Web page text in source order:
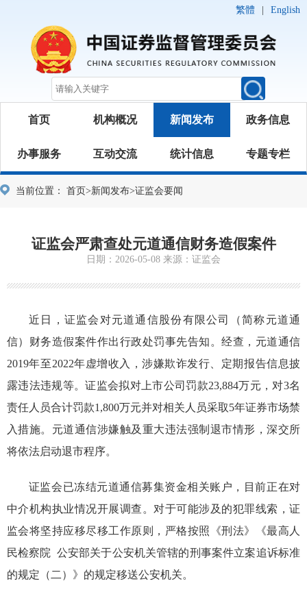
繁體 English
首页 机构概况 新闻发布 政务信息
办事服务 互动交流 统计信息 专题专栏
当前位置： 首页>新闻发布>证监会要闻
证监会严肃查处元道通信财务造假案件
日期：2026-05-08 来源：证监会
近日，证监会对元道通信股份有限公司 （简称元道通
信） 财务造假案件作出行政处罚事先告知。经查 ， 元道通信
2019年至2022年虚增收入 ，涉嫌欺诈发行、 定期报告信息披
露违法违规等。证监会拟对上市公司罚款23,884万元 ，对3名
责任人员合计罚款1,800万元并对相关人员采取5年证券市场禁
入措施。 元道通信涉嫌触及重大违法强制退市情形，深交所
将依法启动退市程序。
证监会已冻结元道通信募集资金相关账户，目前正在对
中介机构执业情况开展调查。对于可能涉及的犯罪线索，证
监会将坚持应移尽移工作原则，严格按照《刑法》《最高人
民检察院 公安部关于公安机关管辖的刑事案件立案追诉标准
的规定（二）》的规定移送公安机关。